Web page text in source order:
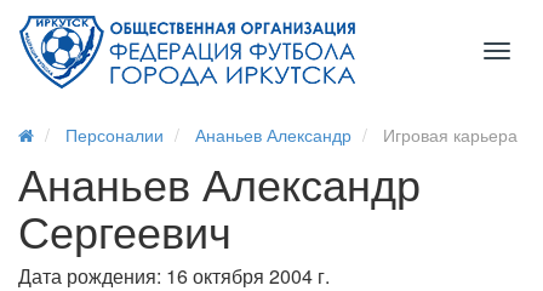
Персоналии Ананьев Александр Игровая карьера
Ананьев Александр
Сергеевич
Дата рождения: 16 октября 2004 г.